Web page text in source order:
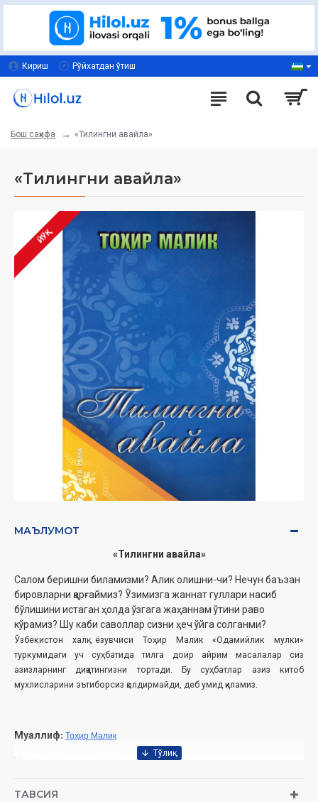
Кириш Рўйхатдан ўтиш
Бош саҳифа «Тилингни авайла»
«Тилингни авайла»
ЙЎҚ
МАЪЛУМОТ
«Тилингни авайла»
Салом беришни биламизми? Алик олишни-чи? Нечун баъзан
бировларни қарғаймиз? Ўзимизга жаннат гуллари насиб
бўлишини истаган ҳолда ўзгага жаҳаннам ўтини раво
кўрамиз? Шу каби саволлар сизни ҳеч ўйга солганми?
Ўзбекистон халқ ёзувчиси Тоҳир Малик «Одамийлик мулки»
туркумидаги уч суҳбатида тилга доир айрим масалалар сиз
азизларнинг диққатингизни тортади. Бу суҳбатлар азиз китоб
мухлисларини эътиборсиз қолдирмайди, деб умид қиламиз.
Муаллиф: Тоҳир Малик
ТАВСИЯ